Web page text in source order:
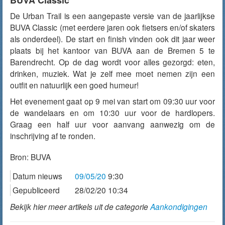
De Urban Trail is een aangepaste versie van de jaarlijkse
BUVA Classic (met eerdere jaren ook fietsers en/of skaters
als onderdeel). De start en finish vinden ook dit jaar weer
plaats bij het kantoor van BUVA aan de Bremen 5 te
Barendrecht. Op de dag wordt voor alles gezorgd: eten,
drinken, muziek. Wat je zelf mee moet nemen zijn een
outfit en natuurlijk een goed humeur!
Het evenement gaat op 9 mei van start om 09:30 uur voor
de wandelaars en om 10:30 uur voor de hardlopers.
Graag een half uur voor aanvang aanwezig om de
inschrijving af te ronden.
Bron: BUVA
Datum nieuws
09/05/20 9:30
Gepubliceerd
28/02/20 10:34
Bekijk hier meer artikels uit de categorieAankondigingen